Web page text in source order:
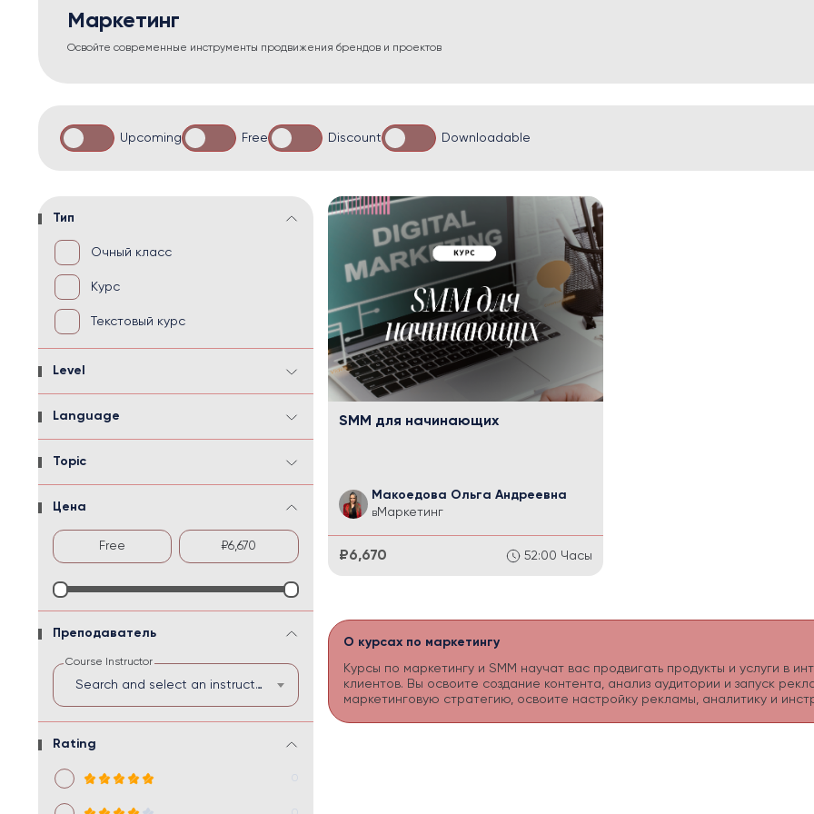
Маркетинг
Освойте современные инструменты продвижения брендов и проектов
Upcoming Free Discount Downloadable
Тип
Очный класс
Курс
Текстовый курс
Level
Language
Topic
Цена
Преподаватель
Course Instructor
Search and select an instructor
Rating
SMM для начинающих
Макоедова Ольга Андреевна
вМаркетинг
₽6,670 52:00 Часы
О курсах по маркетингу
Курсы по маркетингу и SMM научат вас продвигать продукты и услуги в
клиентов. Вы освоите создание контента, анализ аудитории и запуск
маркетинговую стратегию, освоите настройку рекламы, аналитику и